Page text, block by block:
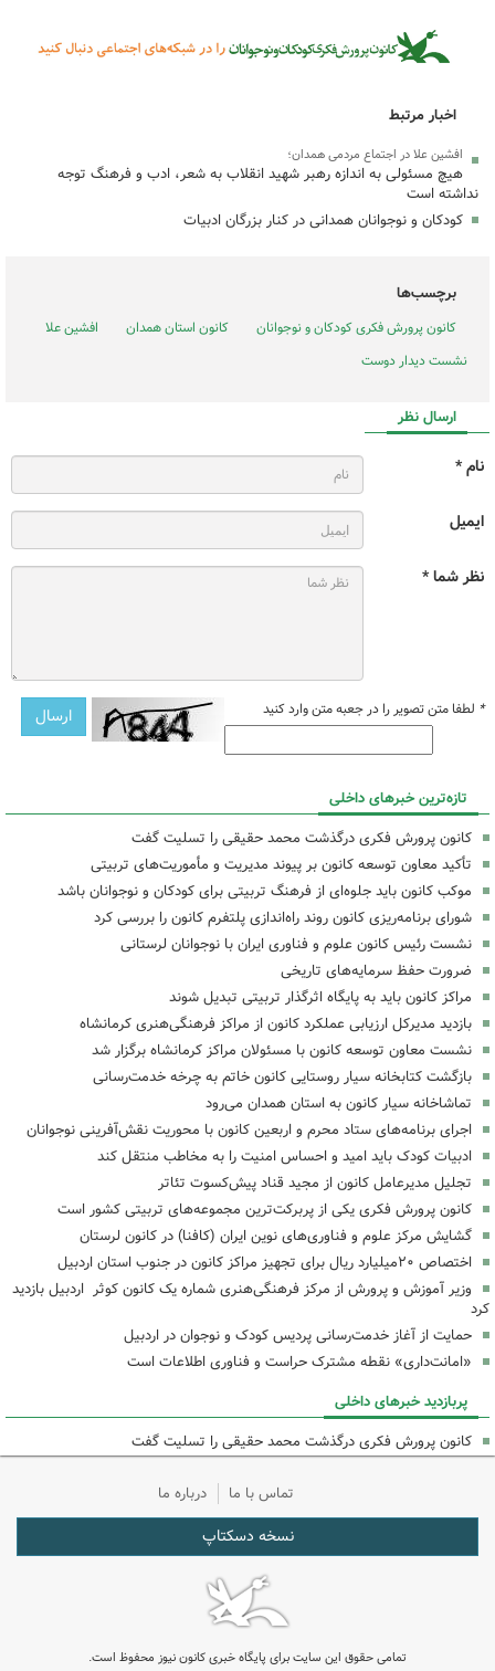
اخبار مرتبط
افشین علا در اجتماع مردمی همدان؛
هیچ مسئولی به اندازه رهبر شهید انقلاب به شعر، ادب و فرهنگ توجه
نداشته است
کودکان و نوجوانان همدانی در کنار بزرگان ادبیات
برچسب‌ها
کانون پرورش فکری کودکان و نوجوانان کانون استان همدان
افشین علا
نشست دیدار دوست
ارسال نظر
نام *
ایمیل
نظر شما *
* لطفا متن تصویر را در جعبه متن وارد کنید
تازه‌ترین خبرهای داخلی
کانون پرورش فکری درگذشت محمد حقیقی را تسلیت گفت
تأکید معاون توسعه کانون بر پیوند مدیریت و مأموریت‌های تربیتی
موکب کانون باید جلوه‌ای از فرهنگ تربیتی برای کودکان و نوجوانان باشد
شورای برنامه‌ریزی کانون روند راه‌اندازی پلتفرم کانون را بررسی کرد
نشست رئیس کانون علوم و فناوری ایران با نوجوانان لرستانی
ضرورت حفظ سرمایه‌های تاریخی
مراکز کانون باید به پایگاه اثرگذار تربیتی تبدیل شوند
بازدید مدیرکل ارزیابی عملکرد کانون از مراکز فرهنگی‌هنری کرمانشاه
نشست معاون توسعه کانون با مسئولان مراکز کرمانشاه برگزار شد
بازگشت کتابخانه سیار روستایی کانون خاتم به چرخه خدمت‌رسانی
تماشاخانه سیار کانون به استان همدان می‌رود
اجرای برنامه‌های ستاد محرم و اربعین کانون با محوریت نقش‌آفرینی نوجوانان
ادبیات کودک باید امید و احساس امنیت را به مخاطب منتقل کند
تجلیل مدیرعامل کانون از مجید قناد پیش‌کسوت تئاتر
کانون پرورش فکری یکی از پربرکت‌ترین مجموعه‌های تربیتی کشور است
گشایش مرکز علوم و فناوری‌های نوین ایران (کافنا) در کانون لرستان
اختصاص ۲۰میلیارد ریال برای تجهیز مراکز کانون در جنوب استان اردبیل
وزیر آموزش و پرورش از مرکز فرهنگی‌هنری شماره یک کانون کوثر اردبیل بازدید
کرد
حمایت از آغاز خدمت‌رسانی پردیس کودک و نوجوان در اردبیل
«امانت‌داری» نقطه مشترک حراست و فناوری اطلاعات است
پربازدید خبرهای داخلی
کانون پرورش فکری درگذشت محمد حقیقی را تسلیت گفت
تماس با ما درباره ما
نسخه دسکتاپ
تمامی حقوق این سایت برای پایگاه خبری کانون نیوز محفوظ است.